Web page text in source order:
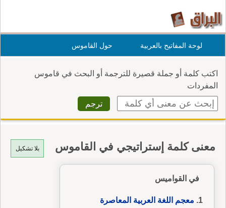
لوحة المفاتيح بالعربية حول القاموس
اكتب كلمة أو جملة قصيرة للترجمة أو البحث في قاموس
المفردات
بلا تشكيل معنى كلمة إستراتيجي في القاموس
في القواميس
معجم اللغة العربية المعاصرة